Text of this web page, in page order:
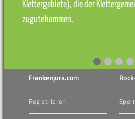
Klettergebiete), die der
zugutekommen.
Frankenjura.com
Registrieren